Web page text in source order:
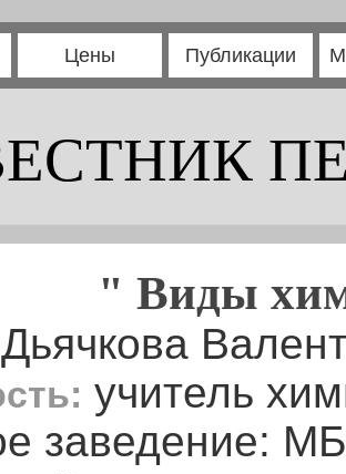
Цены Публикации
" Виды
Дьячкова
учитель
заведение: